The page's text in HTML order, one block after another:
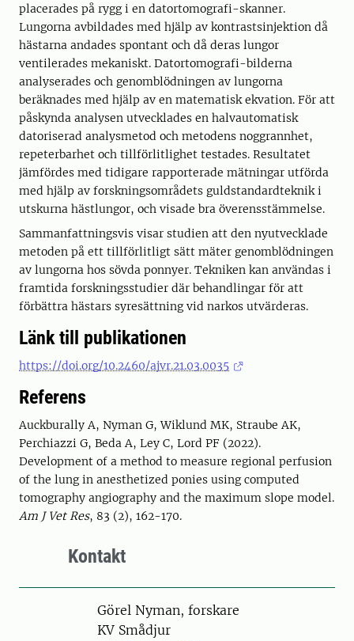
placerades på rygg i en datortomografi-skanner.
Lungorna avbildades med hjälp av kontrastsinjektion då
hästarna andades spontant och då deras lungor
ventilerades mekaniskt. Datortomografi-bilderna
analyserades och genomblödningen av lungorna
beräknades med hjälp av en matematisk ekvation. För att
påskynda analysen utvecklades en halvautomatisk
datoriserad analysmetod och metodens noggrannhet,
repeterbarhet och tillförlitlighet testades. Resultatet
jämfördes med tidigare rapporterade mätningar utförda
med hjälp av forskningsområdets guldstandardteknik i
utskurna hästlungor, och visade bra överensstämmelse.
Sammanfattningsvis visar studien att den nyutvecklade
metoden på ett tillförlitligt sätt mäter genomblödningen
av lungorna hos sövda ponnyer. Tekniken kan användas i
framtida forskningsstudier där behandlingar för att
förbättra hästars syresättning vid narkos utvärderas.
Länk till publikationen
https://doi.org/10.2460/ajvr.21.03.0035
Referens
Auckburally A, Nyman G, Wiklund MK, Straube AK,
Perchiazzi G, Beda A, Ley C, Lord PF (2022).
Development of a method to measure regional perfusion
of the lung in anesthetized ponies using computed
tomography angiography and the maximum slope model.
Am J Vet Res, 83 (2), 162-170.
Kontakt
PersonGörel Nyman, forskare
KV Smådjur